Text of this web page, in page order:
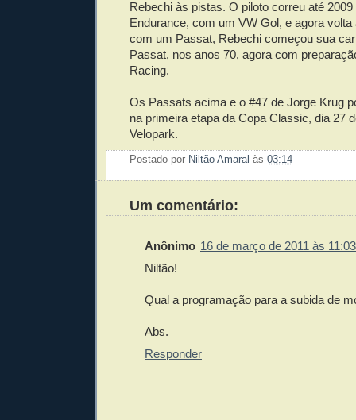
Rebechi às pistas. O piloto correu até
Endurance, com um VW Gol, e agora
com um Passat, Rebechi começou sua
Passat, nos anos 70, agora com
Racing.
Os Passats acima e o #47 de Jorge Krug
na primeira etapa da Copa Classic, dia 27
Velopark.
Postado por Niltão Amaral às 03:14
Um comentário:
Anônimo 16 de março de 2011 às 11:03
Niltão!
Qual a programação para a subida de
Abs.
Responder